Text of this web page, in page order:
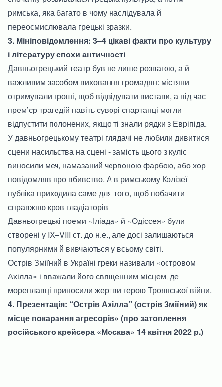
римська, яка багато в чому наслідувала й
переосмислювала грецькі зразки.
3. Мініповідомлення: 3–4 цікаві факти про культуру
і літературу епохи античності
Давньогрецький театр був не лише розвагою, а й
важливим засобом виховання громадян: містяни
отримували гроші, щоб відвідувати вистави, а під час
прем’єр трагедій навіть суворі спартанці могли
відпустити полонених, якщо ті знали рядки з Евріпіда.
У давньогрецькому театрі глядачі не любили дивитися
сцени насильства на сцені - замість цього з куліс
виносили меч, намазаний червоною фарбою, або хор
повідомляв про вбивство. А в римському Колізеї
публіка приходила саме для того, щоб побачити
справжню кров гладіаторів
Давньогрецькі поеми «Іліада» й «Одіссея» були
створені у IX–VIII ст. до н.е., але досі залишаються
популярними й вивчаються у всьому світі.
Острів Зміїний в Україні греки називали «островом
Ахілла» і вважали його священним місцем, де
мореплавці приносили жертви герою Троянської війни.
4. Презентація: “Острів Ахілла” (острів Зміїний) як
місце покарання агресорів» (про затоплення
російського крейсера «Москва» 14 квітня 2022 р.)